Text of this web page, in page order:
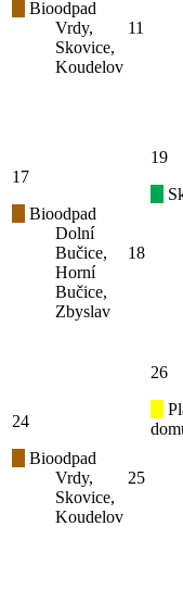
Bioodpad
Vrdy,
Skovice,
Koudelov
11
17
Bioodpad
Dolní
Bučice,
Horní
Bučice,
Zbyslav
18
19
24
Bioodpad
Vrdy,
Skovice,
Koudelov
25
26